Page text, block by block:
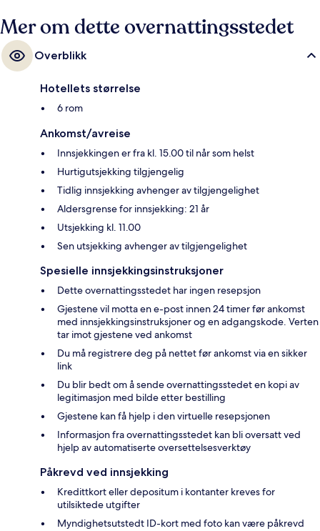
Mer om dette overnattingsstedet
Overblikk
Hotellets størrelse
6 rom
Ankomst/avreise
Innsjekkingen er fra kl. 15.00 til når som helst
Hurtigutsjekking tilgjengelig
Tidlig innsjekking avhenger av tilgjengelighet
Aldersgrense for innsjekking: 21 år
Utsjekking kl. 11.00
Sen utsjekking avhenger av tilgjengelighet
Spesielle innsjekkingsinstruksjoner
Dette overnattingsstedet har ingen resepsjon
Gjestene vil motta en e-post innen 24 timer før ankomst
med innsjekkingsinstruksjoner og en adgangskode. Verten
tar imot gjestene ved ankomst
Du må registrere deg på nettet før ankomst via en sikker
link
Du blir bedt om å sende overnattingsstedet en kopi av
legitimasjon med bilde etter bestilling
Gjestene kan få hjelp i den virtuelle resepsjonen
Informasjon fra overnattingsstedet kan bli oversatt ved
hjelp av automatiserte oversettelsesverktøy
Påkrevd ved innsjekking
Kredittkort eller depositum i kontanter kreves for
utilsiktede utgifter
Myndighetsutstedt ID-kort med foto kan være påkrevd